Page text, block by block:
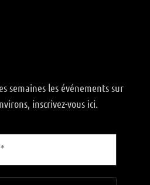
semaines les événements sur
inscrivez-vous ici.